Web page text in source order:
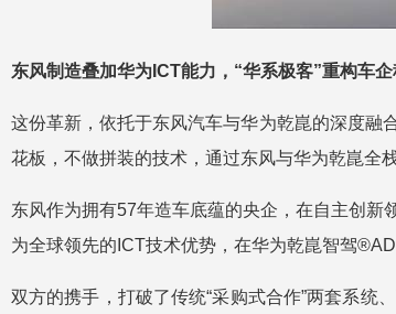
东风制造叠加华为ICT能力，“华系极客”重构车
这份革新，依托于东风汽车与华为乾崑的深度融
花板，不做拼装的技术，通过东风与华为乾崑全
东风作为拥有57年造车底蕴的央企，在自主创
为全球领先的ICT技术优势，在华为乾崑智驾
双方的携手，打破了传统“采购式合作”两套系统